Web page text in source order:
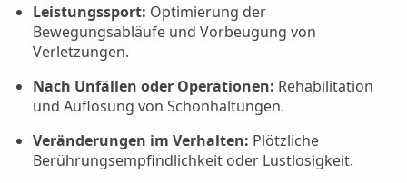
Leistungssport: Optimierung der
Bewegungsabläufe und Vorbeugung von
Verletzungen.
Nach Unfällen oder Operationen: Rehabilitation
und Auflösung von Schonhaltungen.
Veränderungen im Verhalten: Plötzliche
Berührungsempfindlichkeit oder Lustlosigkeit.